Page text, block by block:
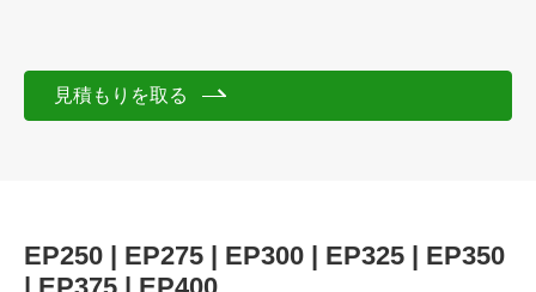
見積もりを取る
EP250 | EP275 | EP300 | EP325 | EP350